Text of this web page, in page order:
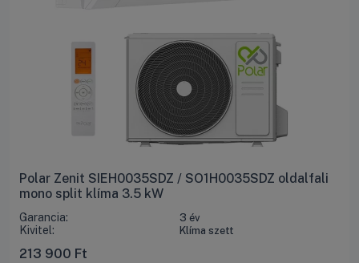
Polar Zenit SIEH0035SDZ / SO1H0035SDZ oldalfali
mono split klíma 3.5 kW
Garancia: 3 év
Kivitel: Klíma szett
213 900 Ft